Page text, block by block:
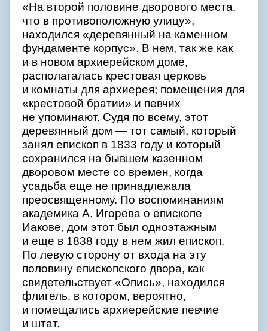
«На второй половине дворового места,
что в противоположную улицу»,
находился «деревянный на каменном
фундаменте корпус». В нем, так же как
и в новом архиерейском доме,
располагалась крестовая церковь
и комнаты для архиерея; помещения для
«крестовой братии» и певчих
не упоминают. Судя по всему, этот
деревянный дом — тот самый, который
занял епископ в 1833 году и который
сохранился на бывшем казенном
дворовом месте со времен, когда
усадьба еще не принадлежала
преосвященному. По воспоминаниям
академика А. Игорева о епископе
Иакове, дом этот был одноэтажным
и еще в 1838 году в нем жил епископ.
По левую сторону от входа на эту
половину епископского двора, как
свидетельствует «Опись», находился
флигель, в котором, вероятно,
и помещались архиерейские певчие
и штат.